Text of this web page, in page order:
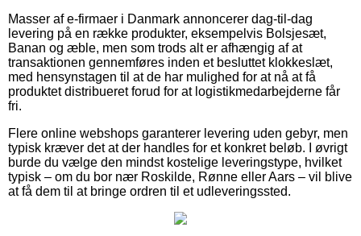
Masser af e-firmaer i Danmark annoncerer dag-til-dag
levering på en række produkter, eksempelvis Bolsjesæt,
Banan og æble, men som trods alt er afhængig af at
transaktionen gennemføres inden et besluttet klokkeslæt,
med hensynstagen til at de har mulighed for at nå at få
produktet distribueret forud for at logistikmedarbejderne får
fri.
Flere online webshops garanterer levering uden gebyr, men
typisk kræver det at der handles for et konkret beløb. I øvrigt
burde du vælge den mindst kostelige leveringstype, hvilket
typisk – om du bor nær Roskilde, Rønne eller Aars – vil blive
at få dem til at bringe ordren til et udleveringssted.